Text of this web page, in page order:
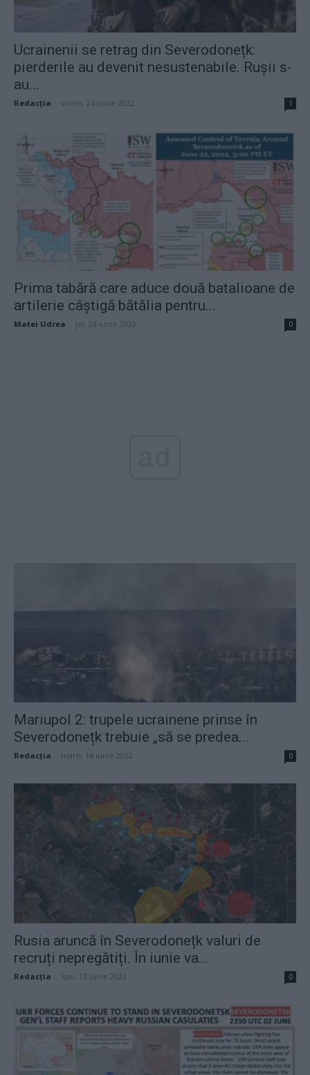
Ucrainenii se retrag din Severodonețk:
pierderile au devenit nesustenabile. Rușii s-
au...
Redacţia vineri, 24 iunie 2022 1
Prima tabără care aduce două batalioane de
artilerie câștigă bătălia pentru...
Matei Udrea joi, 23 iunie 2022 0
Mariupol 2: trupele ucrainene prinse în
Severodonețk trebuie „să se predea...
Redacţia marți, 14 iunie 2022 0
Rusia aruncă în Severodonețk valuri de
recruți nepregătiți. În iunie va...
Redacţia luni, 13 iunie 2022 0